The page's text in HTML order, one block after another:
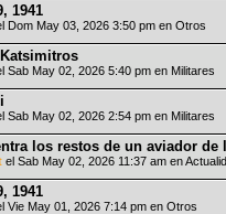
1941
Dom May 03, 2026 3:50 pm en Otros
Sab May 02, 2026 5:40 pm en Militares
Sab May 02, 2026 2:54 pm en Militares
los restos de un aviador de
el Sab May 02, 2026 11:37 am en
1941
Vie May 01, 2026 7:14 pm en Otros